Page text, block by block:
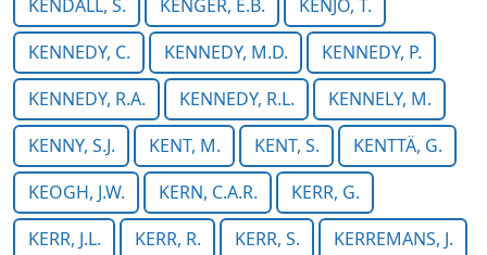
KENDALL, S. KENGER, E.B.
KENJO, T.
KENNEDY, C.
KENNEDY, M.D.
KENNEDY, P.
KENNEDY, R.A.
KENNEDY, R.L.
KENNELY, M.
KENNY, S.J.
KENT, M. KENT, S.
KENTTÄ, G.
KEOGH, J.W.
KERN, C.A.R.
KERR, G.
KERR, J.L.
KERR, R. KERR, S.
KERREMANS, J.